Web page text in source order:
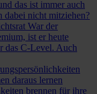
das ist immer auch
dabei nicht mitziehen?
War der
ist er heute
das C-Level. Auch
daraus lernen
brennen für ihre